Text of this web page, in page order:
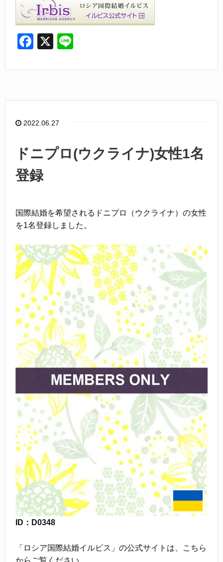
F
c
b
o
k
X
e
2022.06.27
ドニプロ(ウクライナ)女性1名
登録
国際結婚を希望されるドニプロ（ウクライナ）の女性
を1名登録しました。
ID：D0348
「ロシア国際結婚イルビス」の公式サイトは、こちら
からご覧ください。